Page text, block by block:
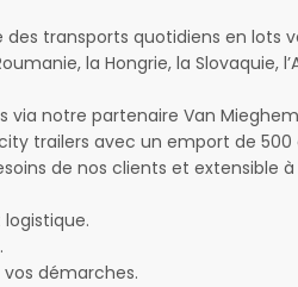
transports quotidiens en lots
la Hongrie, la Slovaquie,
notre partenaire Van
trailers avec un emport de 500
de nos clients et extensible à
démarches.